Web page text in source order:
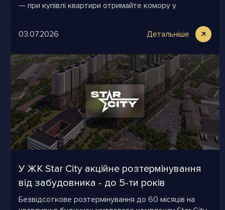
— при купівлі квартири отримайте комору у
03.07.2026
Детальніше
У ЖК Star City акційне розтермінування
від забудовника - до 5-ти років
Безвідсоткове розтермінування до 60 місяців на